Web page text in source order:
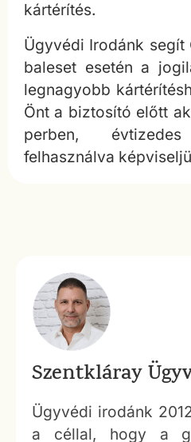
kártérítés.
Ügyvédi Irodánk
baleset esetén a
legnagyobb
Önt a biztosító előtt
perben, évtizedes
felhasználva
Szentkláray
Ügyvédi irodánk
a céllal, hogy a